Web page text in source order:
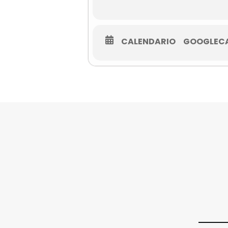
CALENDARIO